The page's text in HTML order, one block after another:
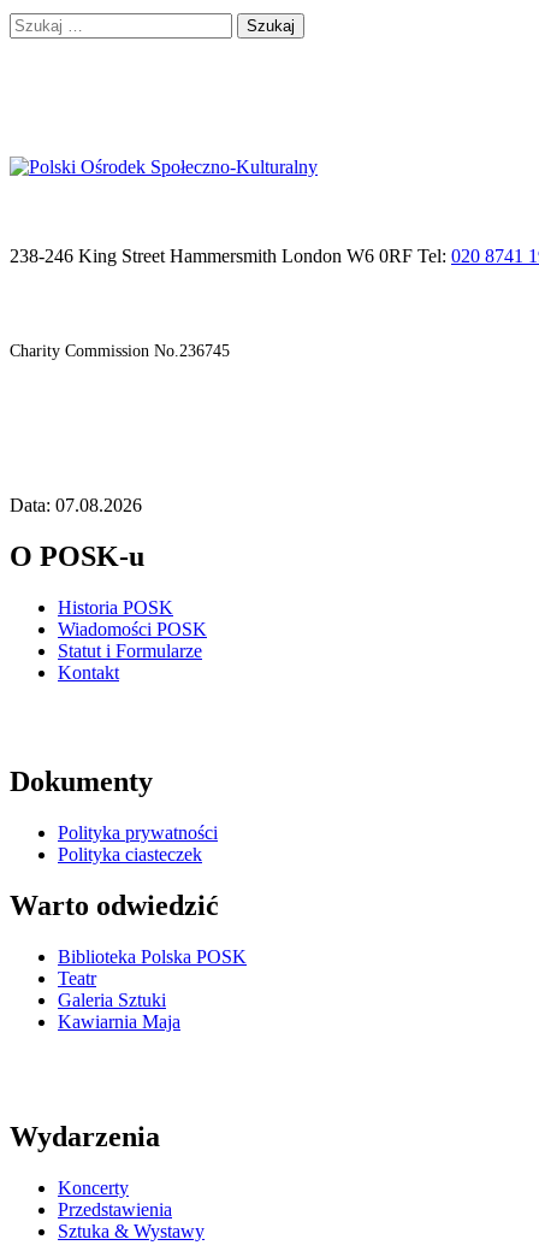
Szukaj:
238-246 King Street Hammersmith London W6 0RF Tel: 020 8741
Charity Commission No.236745
Data: 07.08.2026
O POSK-u
Historia POSK
Wiadomości POSK
Statut i Formularze
Kontakt
Dokumenty
Polityka prywatności
Polityka ciasteczek
Warto odwiedzić
Biblioteka Polska POSK
Teatr
Galeria Sztuki
Kawiarnia Maja
Wydarzenia
Koncerty
Przedstawienia
Sztuka & Wystawy